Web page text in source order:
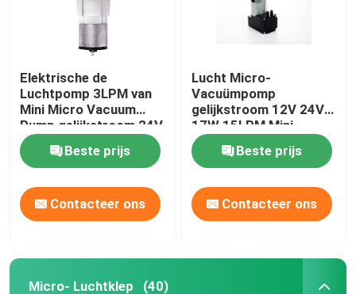
Elektrische de
Luchtpomp 3LPM van
Mini Micro Vacuum
Pump gelijkstroom 24V
12V - 7LPM voor
MassagerBeste prijs
Contacteer ons
Lucht Micro-
Vacuümpomp
gelijkstroom 12V 24V
17W 15LPM Mini
Diaphragm Pumps
Beste prijs
Contacteer ons
Micro- Luchtklep (40)